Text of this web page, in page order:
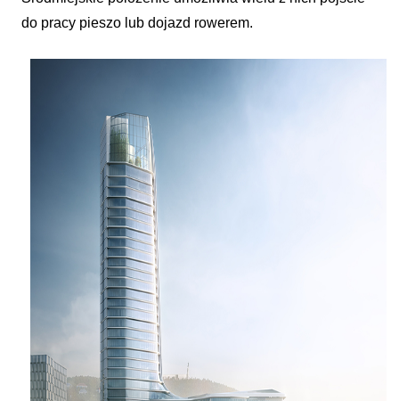
do pracy pieszo lub dojazd rowerem.